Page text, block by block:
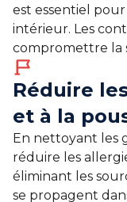
est essentiel
intérieur. Les
compromettre la
Réduire
et à la
En nettoyant les
réduire les
éliminant les
se propagent